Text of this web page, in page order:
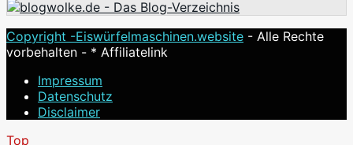
Copyright -Eiswürfelmaschinen.website - Alle Rechte
vorbehalten - * Affiliatelink
Impressum
Datenschutz
Disclaimer
Top